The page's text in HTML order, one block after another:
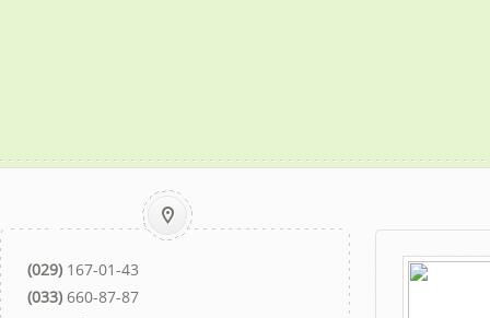
(029) 167-01-43
(033) 660-87-87